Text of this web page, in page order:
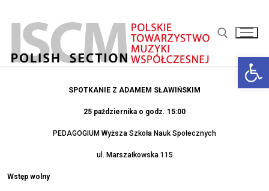
SPOTKANIE Z ADAMEM SŁAWIŃSKIM
25 października o godz. 15:00
PEDAGOGIUM Wyższa Szkoła Nauk Społecznych
ul. Marszałkowska 115
Wstęp wolny